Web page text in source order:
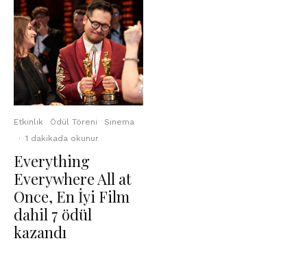
Etkinlik Ödül Töreni
Sinema
· 1 dakikada okunur
Everything
Everywhere All at
Once, En İyi Film
dahil 7 ödül
kazandı